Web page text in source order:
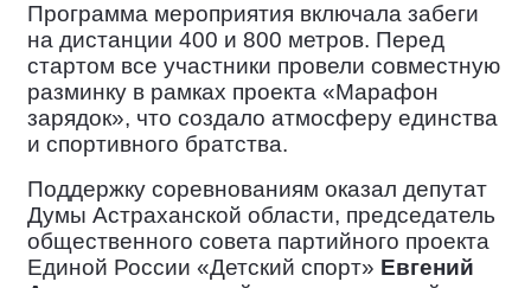
Программа мероприятия включала забеги
на дистанции 400 и 800 метров. Перед
стартом все участники провели совместную
разминку в рамках проекта «Марафон
зарядок», что создало атмосферу единства
и спортивного братства.
Поддержку соревнованиям оказал депутат
Думы Астраханской области, председатель
общественного совета партийного проекта
Единой России «Детский спорт» Евгений